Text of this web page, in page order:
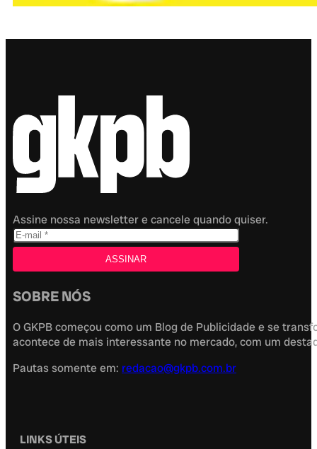
Assine nossa newsletter e cancele quando quiser.
SOBRE NÓS
O GKPB começou como um Blog de Publicidade e se
acontece de mais interessante no mercado, com um
Pautas somente em: redacao@gkpb.com.br
LINKS ÚTEIS